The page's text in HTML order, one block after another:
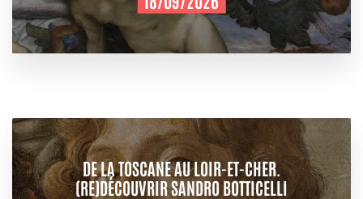
DE LA TOSCANE AU LOIR-ET-CHER.
(RE)DÉCOUVRIR SANDRO BOTTICELLI